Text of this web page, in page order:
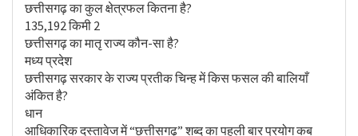
छत्तीसगढ़ का कुल क्षेत्रफल कितना है?
135,192 किमी 2
छत्तीसगढ़ का मातृ राज्य कौन-सा है?
मध्य प्रदेश
छत्तीसगढ़ सरकार के राज्य प्रतीक चिन्ह में किस फसल की बालियाँ
अंकित है?
धान
आधिकारिक दस्तावेज में “छत्तीसगढ़” शब्द का पहली बार प्रयोग कब